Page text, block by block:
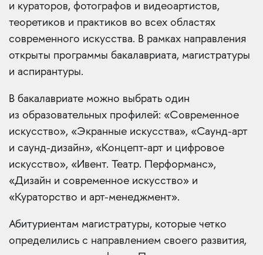
и кураторов, фотографов и видеоартистов,
теоретиков и практиков во всех областях
современного искусства. В рамках направления
открыты программы бакалавриата, магистратуры
и аспирантуры.
В бакалавриате можно выбрать один
из образовательных профилей: «Современное
искусство», «Экранные искусства», «Саунд-арт
и саунд-дизайн», «Концепт-арт и цифровое
искусство», «Ивент. Театр. Перформанс»,
«Дизайн и современное искусство» и
«Кураторство и арт-менеджмент».
Абитуриентам магистратуры, которые четко
определились с направлением своего развития,